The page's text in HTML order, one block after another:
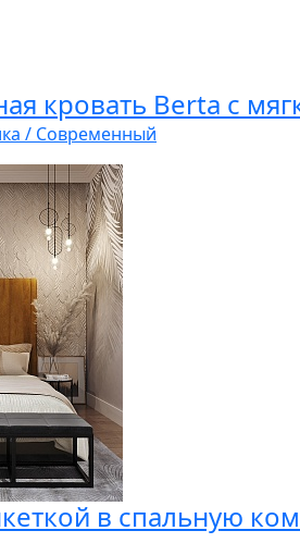
кровать Berta с
/ Современный
в спальную